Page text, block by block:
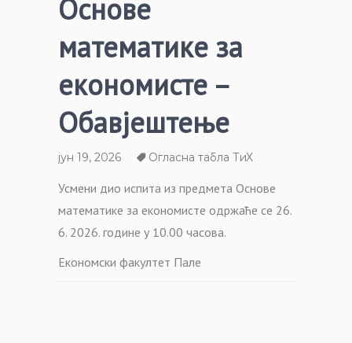
Основе
математике за
економисте –
Обавјештење
јун 19, 2026 Огласна табла ТиХ
Усмени дио испита из предмета Основе
математике за економисте одржаће се 26.
6. 2026. године у 10.00 часова.
Економски факултет Пале